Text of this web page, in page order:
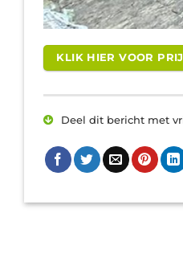
KLIK HIER VOOR
Deel dit bericht met